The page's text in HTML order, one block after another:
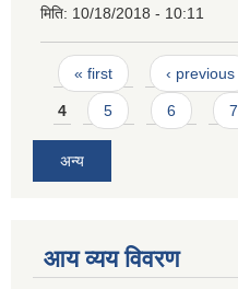
मिति: 10/18/2018 - 10:11
Pages
« first ‹ previous
4 5 6 7
अन्य
आय व्यय विवरण